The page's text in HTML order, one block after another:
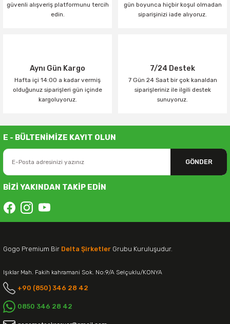
güvenli alışveriş platformunu tercih
edin.
gün boyunca hiçbir koşul olmadan
siparişinizi iade alıyoruz.
Aynı Gün Kargo
Hafta içi 14:00 a kadar vermiş
olduğunuz siparişleri gün içinde
kargoluyoruz.
7/24 Destek
7 Gün 24 Saat bir çok kanaldan
siparişleriniz ile ilgili destek
sunuyoruz.
E - BÜLTENİMİZE KAYIT OLUN
GÖNDER
BİZİ YAKINDAN TAKİP EDİN
Gogo Premium Bir Delta Şirketler Grubu Kuruluşudur.
Işıklar Mah. Fakih kahramani Sok. No:9/A Selçuklu/KONYA
+90 (850) 346 28 42
0850 346 28 42